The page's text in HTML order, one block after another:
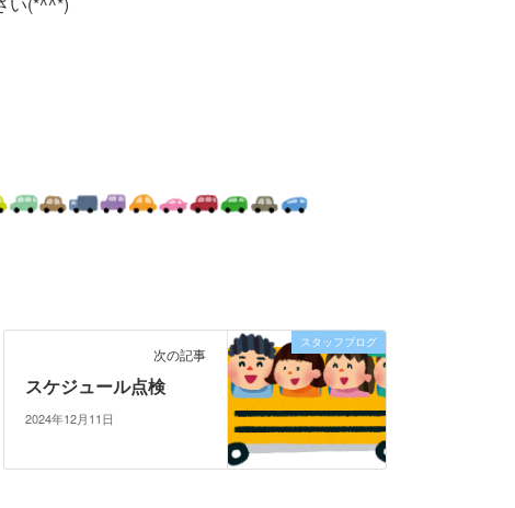
スタッフブログ
次の記事
スケジュール点検
2024年12月11日